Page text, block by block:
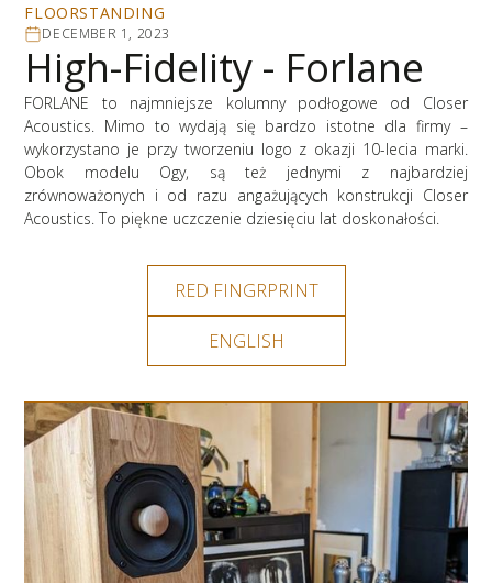
FLOORSTANDING
DECEMBER 1, 2023
High-Fidelity - Forlane
FORLANE to najmniejsze kolumny podłogowe od Closer
Acoustics. Mimo to wydają się bardzo istotne dla firmy –
wykorzystano je przy tworzeniu logo z okazji 10-lecia marki.
Obok modelu Ogy, są też jednymi z najbardziej
zrównoważonych i od razu angażujących konstrukcji Closer
Acoustics. To piękne uczczenie dziesięciu lat doskonałości.
RED FINGRPRINT
ENGLISH